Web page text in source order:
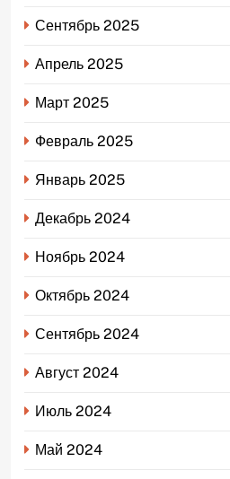
Сентябрь 2025
Апрель 2025
Март 2025
Февраль 2025
Январь 2025
Декабрь 2024
Ноябрь 2024
Октябрь 2024
Сентябрь 2024
Август 2024
Июль 2024
Май 2024